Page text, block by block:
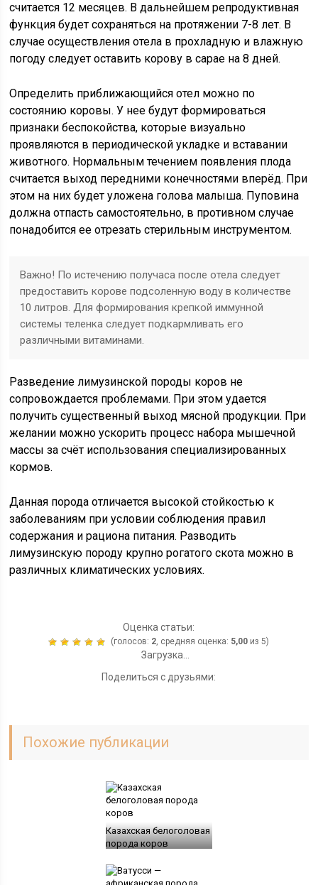
считается 12 месяцев. В дальнейшем репродуктивная
функция будет сохраняться на протяжении 7-8 лет. В
случае осуществления отела в прохладную и влажную
погоду следует оставить корову в сарае на 8 дней.
Определить приближающийся отел можно по
состоянию коровы. У нее будут формироваться
признаки беспокойства, которые визуально
проявляются в периодической укладке и вставании
животного. Нормальным течением появления плода
считается выход передними конечностями вперёд. При
этом на них будет уложена голова малыша. Пуповина
должна отпасть самостоятельно, в противном случае
понадобится ее отрезать стерильным инструментом.
Важно! По истечению получаса после отела следует
предоставить корове подсоленную воду в количестве
10 литров. Для формирования крепкой иммунной
системы теленка следует подкармливать его
различными витаминами.
Разведение лимузинской породы коров не
сопровождается проблемами. При этом удается
получить существенный выход мясной продукции. При
желании можно ускорить процесс набора мышечной
массы за счёт использования специализированных
кормов.
Данная порода отличается высокой стойкостью к
заболеваниям при условии соблюдения правил
содержания и рациона питания. Разводить
лимузинскую породу крупно рогатого скота можно в
различных климатических условиях.
Оценка статьи:
(голосов: 2, средняя оценка: 5,00 из 5)
Загрузка...
Поделиться с друзьями:
Похожие публикации
Казахская белоголовая
порода коров